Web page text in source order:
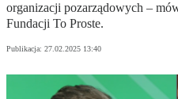
organizacji pozarządowych –
Fundacji To Proste.
Publikacja: 27.02.2025 13:40